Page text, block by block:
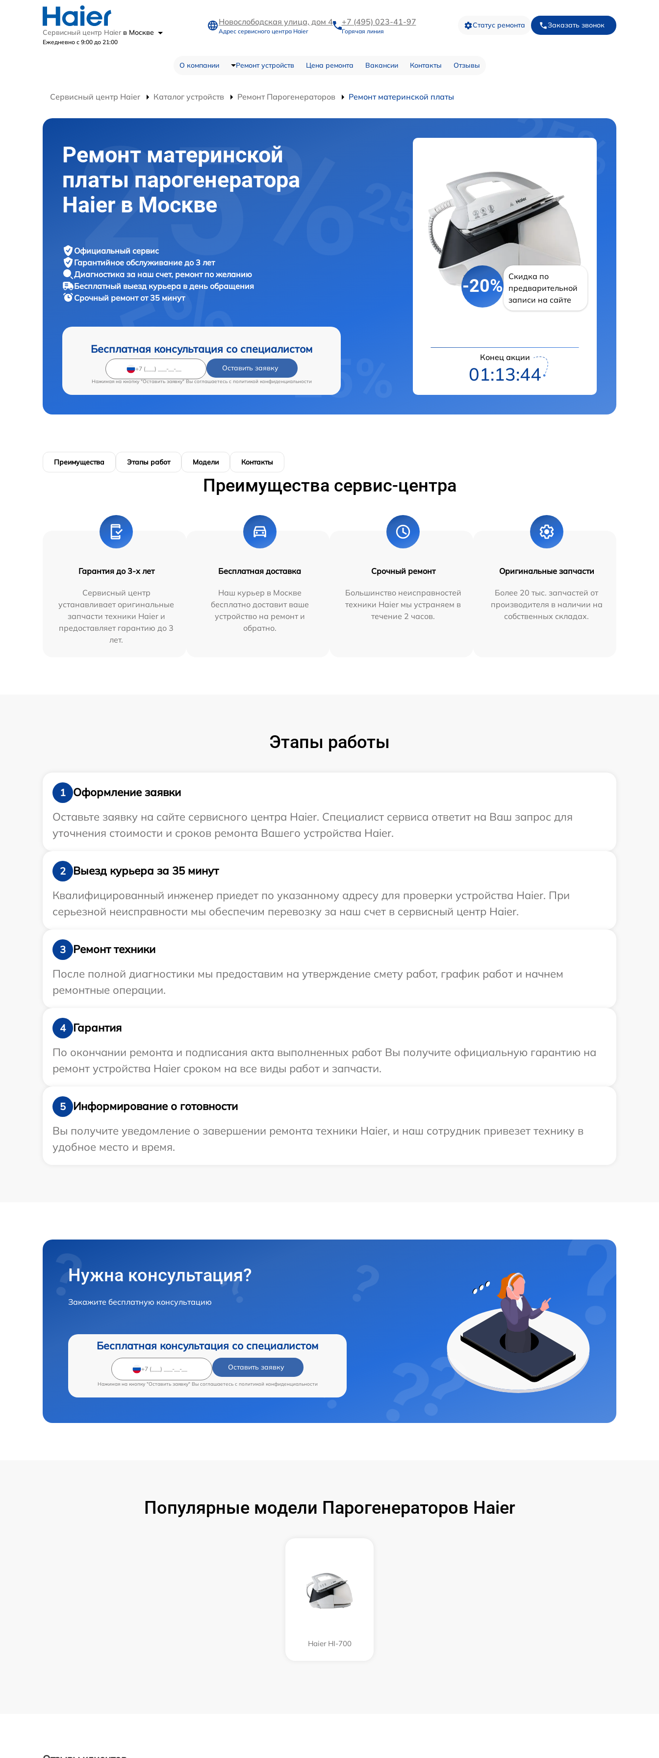
Сервисный центр Haier в Москве
Ежедневно с 9:00 до 21:00
Новослободская улица, дом 4
Адрес сервисного центра Haier
+7 (495) 023-41-97
Горячая линия
Статус ремонта Заказать звонок
О компании Ремонт устройств Цена ремонта Вакансии Контакты Отзывы
Сервисный центр Haier Каталог устройств Ремонт Парогенераторов Ремонт материнской платы
Ремонт материнской
платы парогенератора
Haier в Москве
Официальный сервис
Гарантийное обслуживание до 3 лет
Диагностика за наш счет, ремонт по желанию
Бесплатный выезд курьера в день обращения
Срочный ремонтот 35 минут
Бесплатная консультация со специалистом
Оставить заявку
Нажимая на кнопку "Оставить заявку" Вы соглашаетесь c политикой конфиденциальности
-20%
Скидка по
предварительной
записи на сайте
Конец акции
01:13:43
Преимущества Этапы работ Модели Контакты
Преимущества сервис-центра
Гарантия до 3-х лет
Сервисный центр
устанавливает оригинальные
запчасти техники Haier и
предоставляет гарантию до 3
лет.
Бесплатная доставка
Наш курьер в Москве
бесплатно доставит ваше
устройство на ремонт и
обратно.
Срочный ремонт
Большинство неисправностей
техники Haier мы устраняем в
течение 2 часов.
Оригинальные запчасти
Более 20 тыс. запчастей от
производителя в наличии на
собственных складах.
Этапы работы
1
Оформление заявки
Оставьте заявку на сайте сервисного центра Haier. Специалист сервиса ответит на Ваш запрос для
уточнения стоимости и сроков ремонта Вашего устройства Haier.
2
Выезд курьера за 35 минут
Квалифицированный инженер приедет по указанному адресу для проверки устройства Haier. При
серьезной неисправности мы обеспечим перевозку за наш счет в сервисный центр Haier.
3
Ремонт техники
После полной диагностики мы предоставим на утверждение смету работ, график работ и начнем
ремонтные операции.
4
Гарантия
По окончании ремонта и подписания акта выполненных работ Вы получите официальную гарантию на
ремонт устройства Haier сроком на все виды работ и запчасти.
5
Информирование о готовности
Вы получите уведомление о завершении ремонта техники Haier, и наш сотрудник привезет технику в
удобное место и время.
Нужна консультация?
Закажите бесплатную консультацию
Бесплатная консультация со специалистом
Оставить заявку
Нажимая на кнопку "Оставить заявку" Вы соглашаетесь c политикой конфиденциальности
Популярные модели Парогенераторов Haier
Haier HI-700